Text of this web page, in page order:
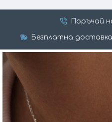
Поръчай
Безплатна